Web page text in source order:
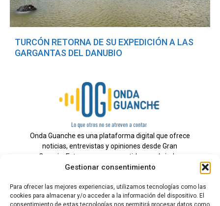
Gestionar consentimiento
Para ofrecer las mejores experiencias, utilizamos tecnologías como las
cookies para almacenar y/o acceder a la información del dispositivo. El
consentimiento de estas tecnologías nos permitirá procesar datos como
TURCÓN RETORNA DE SU EXPEDICIÓN A LAS
GARGANTAS DEL DANUBIO
Onda Guanche es una plataforma digital que ofrece
noticias, entrevistas y opiniones desde Gran
Canaria. Estamos comprometidos con brindar
información veraz y un periodismo independiente a